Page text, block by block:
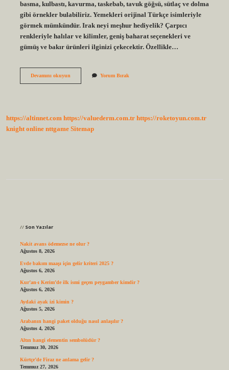
basma, kulbastı, kavurma, taskebab, tavuk göğsü, sütlaç ve dolma
gibi örnekler bulabiliriz. Yemekleri orijinal Türkçe isimleriyle
görmek mümkündür. Irak neyi meşhur hediyelik? Çarpıcı
renkleriyle halılar ve kilimler, geniş baharat seçenekleri ve
gümüş ve bakır ürünleri ilginizi çekecektir. Özellikle…
Devamını okuyunIrak
Yorum Bırak
https://altinnet.com https://valuederm.com.tr https://roketoyun.com.tr
knight online nttgame Sitemap
Son Yazılar
Nakit avans ödemezse ne olur ?
Ağustos 8, 2026
Evde bakım maaşı için gelir kriteri 2025 ?
Ağustos 6, 2026
Kur’an-ı Kerim’de ilk ismi geçen peygamber kimdir ?
Ağustos 6, 2026
Aydaki ayak izi kimin ?
Ağustos 5, 2026
Arabanın hangi paket olduğu nasıl anlaşılır ?
Ağustos 4, 2026
Altın hangi elementin sembolüdür ?
Temmuz 30, 2026
Kürtçe’de Firaz ne anlama gelir ?
Temmuz 27, 2026